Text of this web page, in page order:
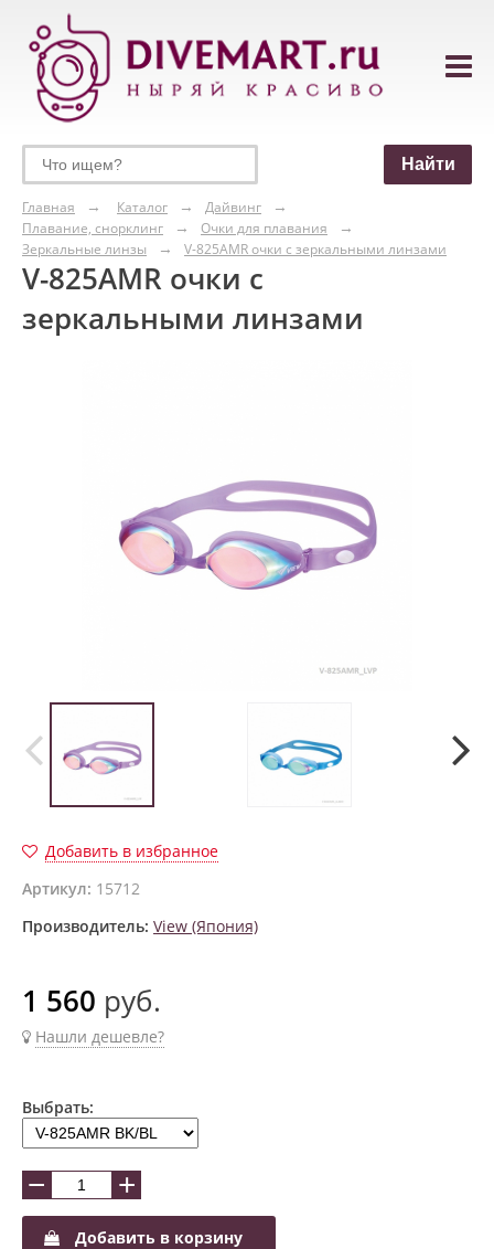
Главная Каталог
Дайвинг
Плавание, снорклинг
Очки для плавания
Зеркальные линзы
V-825AMR очки с зеркальными линзами
V-825AMR очки с
зеркальными линзами
Добавить в избранное
Артикул: 15712
Производитель: View (Япония)
1 560 руб.
Нашли дешевле?
Выбрать:
− +
Добавить в корзину